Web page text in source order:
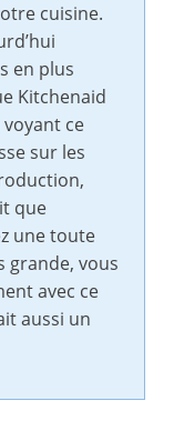
cuisine.
en plus
Kitchenaid
ce
sur les
que
une toute
grande, vous
avec ce
aussi un